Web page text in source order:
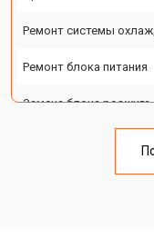
Ремонт системы
Ремонт блока питания
Замена блока розжига